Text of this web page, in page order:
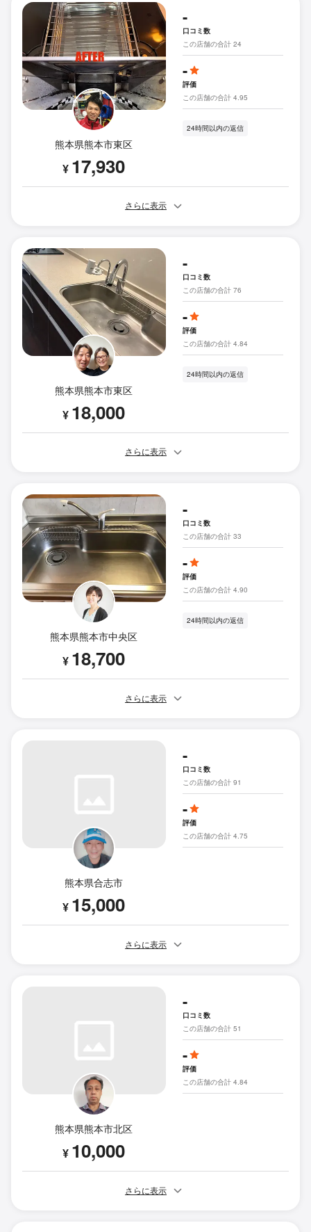
熊本県熊本市東区
¥ 17,930
-
口コミ数
この店舗の合計 24
-
評価
この店舗の合計 4.95
24時間以内の返信
さらに表示
熊本県熊本市東区
¥ 18,000
-
口コミ数
この店舗の合計 76
-
評価
この店舗の合計 4.84
24時間以内の返信
さらに表示
熊本県熊本市中央区
¥ 18,700
-
口コミ数
この店舗の合計 33
-
評価
この店舗の合計 4.90
24時間以内の返信
さらに表示
熊本県合志市
¥ 15,000
-
口コミ数
この店舗の合計 91
-
評価
この店舗の合計 4.75
さらに表示
熊本県熊本市北区
¥ 10,000
-
口コミ数
この店舗の合計 51
-
評価
この店舗の合計 4.84
さらに表示